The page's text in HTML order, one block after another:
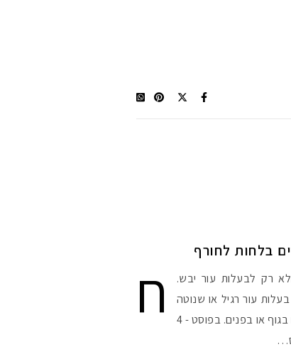
בלחות לחורף
ח
רק לבעלות עור יבש.
עור רגיל או שנוטה
לשמן, נתקלות ביובש באיזורים מסויימים בגוף או בפנים. בפוסט - 4